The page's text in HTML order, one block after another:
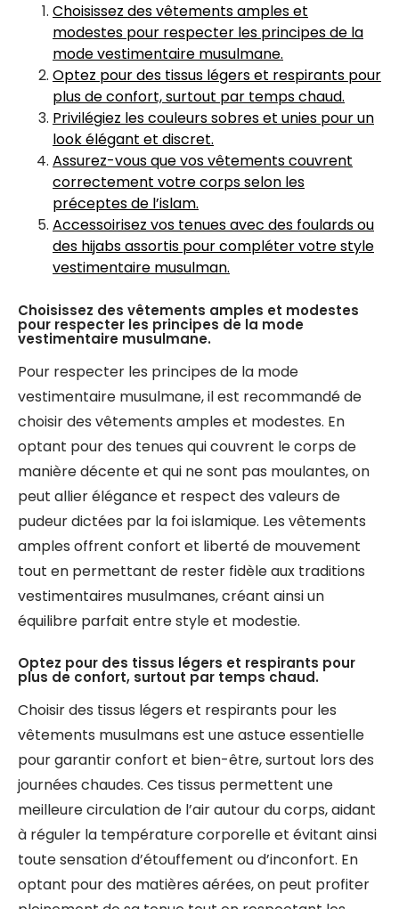
Choisissez des vêtements amples et
modestes pour respecter les principes de la
mode vestimentaire musulmane.
Optez pour des tissus légers et respirants pour
plus de confort, surtout par temps chaud.
Privilégiez les couleurs sobres et unies pour un
look élégant et discret.
Assurez-vous que vos vêtements couvrent
correctement votre corps selon les
préceptes de l’islam.
Accessoirisez vos tenues avec des foulards ou
des hijabs assortis pour compléter votre style
vestimentaire musulman.
Choisissez des vêtements amples et modestes
pour respecter les principes de la mode
vestimentaire musulmane.
Pour respecter les principes de la mode
vestimentaire musulmane, il est recommandé de
choisir des vêtements amples et modestes. En
optant pour des tenues qui couvrent le corps de
manière décente et qui ne sont pas moulantes, on
peut allier élégance et respect des valeurs de
pudeur dictées par la foi islamique. Les vêtements
amples offrent confort et liberté de mouvement
tout en permettant de rester fidèle aux traditions
vestimentaires musulmanes, créant ainsi un
équilibre parfait entre style et modestie.
Optez pour des tissus légers et respirants pour
plus de confort, surtout par temps chaud.
Choisir des tissus légers et respirants pour les
vêtements musulmans est une astuce essentielle
pour garantir confort et bien-être, surtout lors des
journées chaudes. Ces tissus permettent une
meilleure circulation de l’air autour du corps, aidant
à réguler la température corporelle et évitant ainsi
toute sensation d’étouffement ou d’inconfort. En
optant pour des matières aérées, on peut profiter